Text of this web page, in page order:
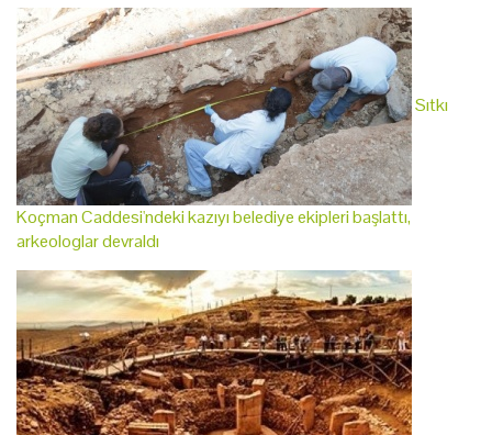
Sıtkı
Koçman Caddesi'ndeki kazıyı belediye ekipleri başlattı,
arkeologlar devraldı